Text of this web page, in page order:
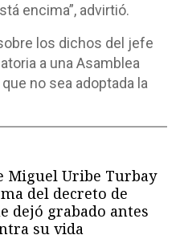
encima”, advirtió.
los dichos del jefe
a una Asamblea
no sea adoptada la
Miguel Uribe Turbay
del decreto de
dejó grabado antes
su vida